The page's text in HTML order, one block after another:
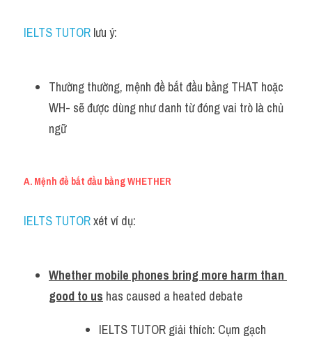
IELTS TUTOR lưu ý:
Thường thường, mệnh đề bắt đầu bằng THAT hoặc
WH- sẽ được dùng như danh từ đóng vai trò là chủ
ngữ
A. Mệnh đề bắt đầu bằng WHETHER
IELTS TUTOR xét ví dụ:
Whether mobile phones bring more harm than
good to us has caused a heated debate
IELTS TUTOR giải thích: Cụm gạch